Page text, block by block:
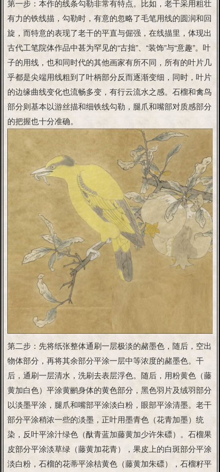
第一步：本作的线条勾勒非常有特点。比如，老干采用粗壮
有力的铁线描，勾勒时，有意的忽略了毛笔用线的圆润和回
旋，而特意的表现了老干的平直与倔强，在线描里，体现出
古代工笔院体作品中甚为罕见的“古拙”、“装饰”与“意趣”。叶
子的用线，也和同时代的其他画家有所不同，所有的叶片几
乎都是尖端用线粗到了叶柄部分反而逐渐变细，同时，叶片
的边缘曲线变化也流畅多变，有行云流水之感。石榴和禽鸟
部分则基本以游丝描和细铁线勾勒，腿爪和嘴部对质感部分
的把握也十分准确。
第二步：先将纸张整体通刷一层极淡的赭墨色，随后，空出
物体部分，再将其余部分平涂一层中等浓度的赭墨色。干
后，通刷一层清水，洗刷去表层浮色。随后，用粉黄色（藤
黄加白色）平涂黄鹂身体的黄色部分，黑色羽片及绒羽部分
以淡墨平涂，腿爪和嘴部平涂淡白粉，眼部平涂清墨。老干
部分平涂稍浓一些的淡墨，正叶用墨青色（花青加墨）统
染，反叶平涂汁绿色（酞青蓝加藤黄加少许朱磦）。石榴果
皮部分平涂淡草绿（藤黄加花青），果皮上的白斑部分平涂
淡白粉，石榴的花蒂平涂桔黄色（藤黄加朱磦），石榴籽平